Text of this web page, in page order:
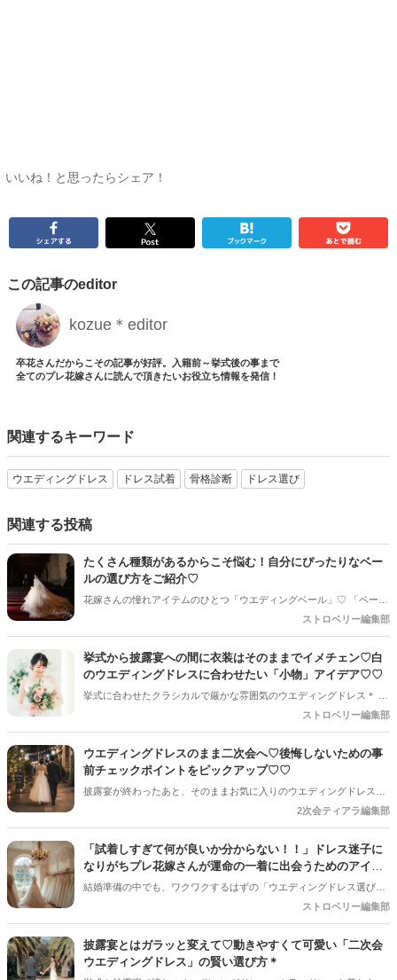
いいね！と思ったらシェア！
この記事のeditor
kozue＊editor
卒花さんだからこその記事が好評。入籍前～挙式後の事まで
全てのプレ花嫁さんに読んで頂きたいお役立ち情報を発信！
関連するキーワード
ウエディングドレス ドレス試着 骨格診断 ドレス選び
関連する投稿
たくさん種類があるからこそ悩む！自分にぴったりなベー
ルの選び方をご紹介♡
花嫁さんの憧れアイテムのひとつ「ウエディングベール」♡ 「ベール
＝ロングベール」というイメージを持つ方も多いですが、実はベール
は大きく変わります＊ ドレスや挙式会場との相性を考えながら選ぶこ
とで、より自分らしいコーディネートが完成するんです♪ 今回は、ベ
ールの種類やそれぞれの選び方をご紹介♡
ストロベリー編集部
挙式から披露宴への間に衣装はそのままでイメチェン♡白
のウエディングドレスに合わせたい「小物」アイデア♡♡
挙式に合わせたクラシカルで厳かな雰囲気のウエディングドレス＊ 神
聖な空気感にぴったりな美しい佇まいは花嫁さんの憧れですが、その
印象に変えたいのが花嫁ゴコロ♡♡ 少しのアイデアをプラスするだけ
で挙式スタイルと雰囲気を変えることができるんです♡ 今回は、ウエ
ディングドレスの気品を活かしつつ、披露宴に映える華やかさを演出
するアイデアを紹介します♪
ストロベリー編集部
ウエディングドレスのまま二次会へ♡後悔しないための事
前チェックポイントをピックアップ♡♡
披露宴が終わったあと、そのままお気に入りのウエディングドレスで
二次会へ参加したい♡そんな花嫁さんも多いのではないでしょうか＊
んに向けて、後悔しないためのチェックポイントをご紹介します♡
2次会ティアラ編集部
「試着しすぎて何が良いか分からない！！」ドレス迷子に
なりがちプレ花嫁さんが運命の一着に出会うためのアイデ
ィア＊
結婚準備の中でも、ワクワクするはずの「ウエディングドレス選び」
＊ でも、何着も試着を繰り返すうちに「どれも素敵」「どれもしっく
いんです＊ そんな迷子の状態を抜け出して、「これだ♡♡」と思える
運命の一着に出会うためのアイデアをまとめます♪
ストロベリー編集部
披露宴とはガラッと変えて♡動きやすくて可愛い「二次会
ウエディングドレス」の賢い選び方＊